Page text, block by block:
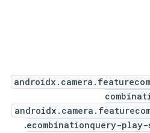
ecombinationquery-
.